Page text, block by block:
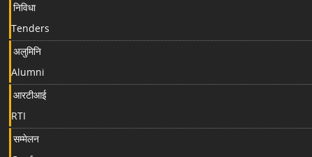
निविधा
Tenders
अलुमिनि
Alumni
आरटीआई
RTI
सम्मेलन